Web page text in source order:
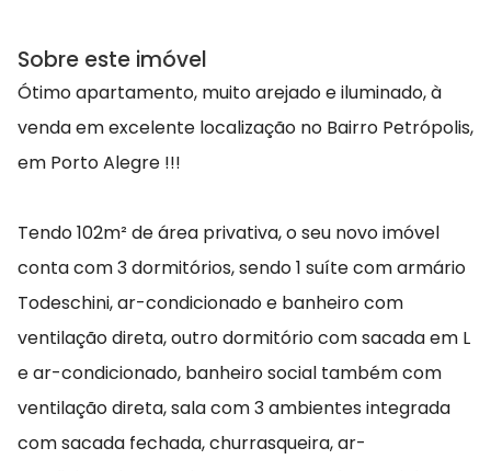
Sobre este imóvel
Ótimo apartamento, muito arejado e iluminado, à
venda em excelente localização no Bairro Petrópolis,
em Porto Alegre !!!
Tendo 102m² de área privativa, o seu novo imóvel
conta com 3 dormitórios, sendo 1 suíte com armário
Todeschini, ar-condicionado e banheiro com
ventilação direta, outro dormitório com sacada em L
e ar-condicionado, banheiro social também com
ventilação direta, sala com 3 ambientes integrada
com sacada fechada, churrasqueira, ar-